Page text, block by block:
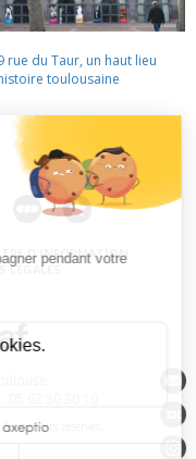
rue du Taur, un haut lieu
toulousaine
D'INFORMATION
LÉGALES
droits réservés.